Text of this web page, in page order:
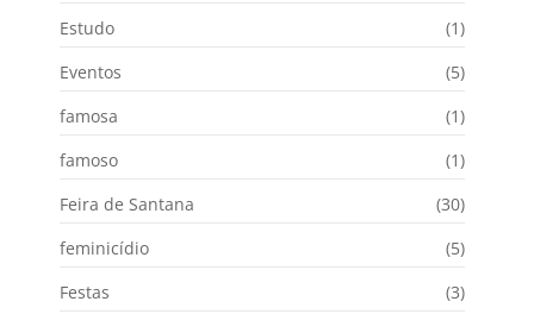
Estudo
(1)
Eventos
(5)
famosa
(1)
famoso
(1)
Feira de Santana
(30)
feminicídio
(5)
Festas
(3)